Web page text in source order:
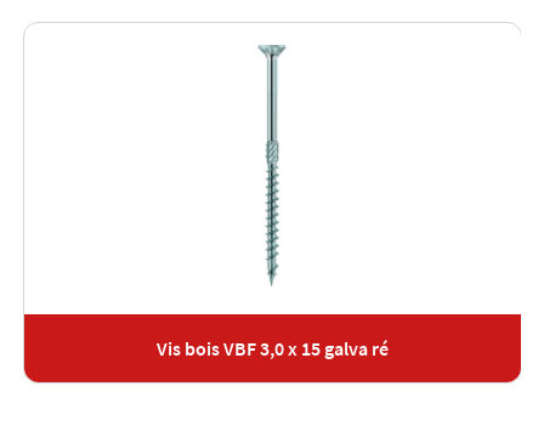
Vis bois VBF 3,0 x 15 galva ré